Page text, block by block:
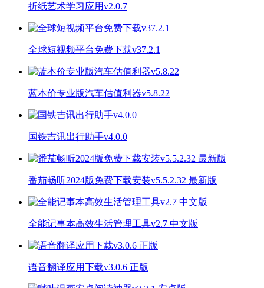
折纸艺术学习应用v2.0.7
全球短视频平台免费下载v37.2.1
蓝本价专业版汽车估值利器v5.8.22
国铁吉讯出行助手v4.0.0
番茄畅听2024版免费下载安装v5.5.2.32 最新版
全能记事本高效生活管理工具v2.7 中文版
语音翻译应用下载v3.0.6 正版